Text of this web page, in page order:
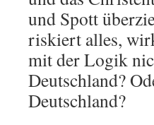
und Spott
riskiert alles,
mit der Logik
Deutschland?
Deutschland?